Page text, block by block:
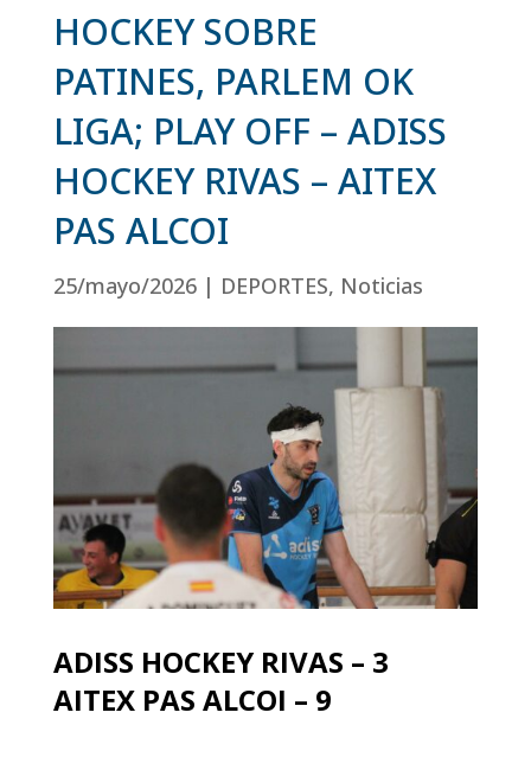
HOCKEY SOBRE
PATINES, PARLEM OK
LIGA; PLAY OFF – ADISS
HOCKEY RIVAS – AITEX
PAS ALCOI
25/mayo/2026| DEPORTES, Noticias
ADISS HOCKEY RIVAS – 3
AITEX PAS ALCOI – 9